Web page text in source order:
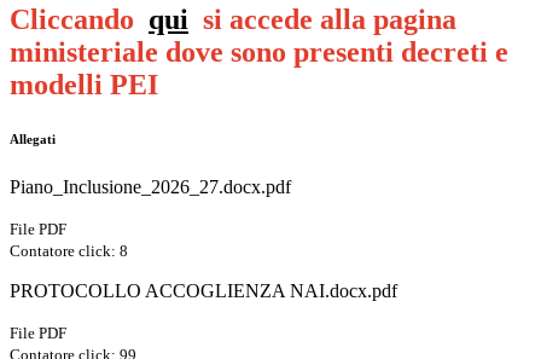
Cliccando qui si accede alla pagina
ministeriale dove sono presenti decreti e
modelli PEI
Allegati
Piano_Inclusione_2026_27.docx.pdf
File PDF
Contatore click: 8
PROTOCOLLO ACCOGLIENZA NAI.docx.pdf
File PDF
Contatore click: 99